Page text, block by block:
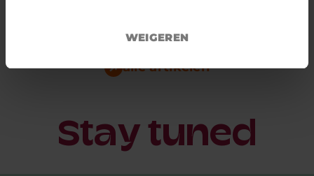
WEIGEREN
Zeeland en Noord-Holland, Impuls Zeeland,
Memorandum van...alle artikelen
Stay tuned